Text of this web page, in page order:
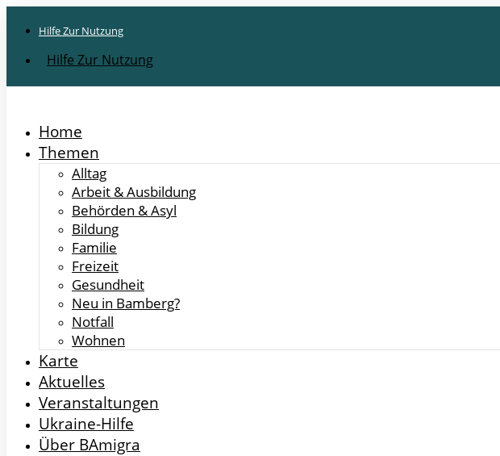
Hilfe Zur Nutzung
Hilfe Zur Nutzung
Home
Themen
Alltag
Arbeit & Ausbildung
Behörden & Asyl
Bildung
Familie
Freizeit
Gesundheit
Neu in Bamberg?
Notfall
Wohnen
Karte
Aktuelles
Veranstaltungen
Ukraine-Hilfe
Über BAmigra